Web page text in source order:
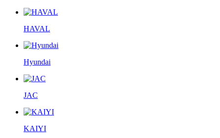
HAVAL
Hyundai
JAC
KAIYI